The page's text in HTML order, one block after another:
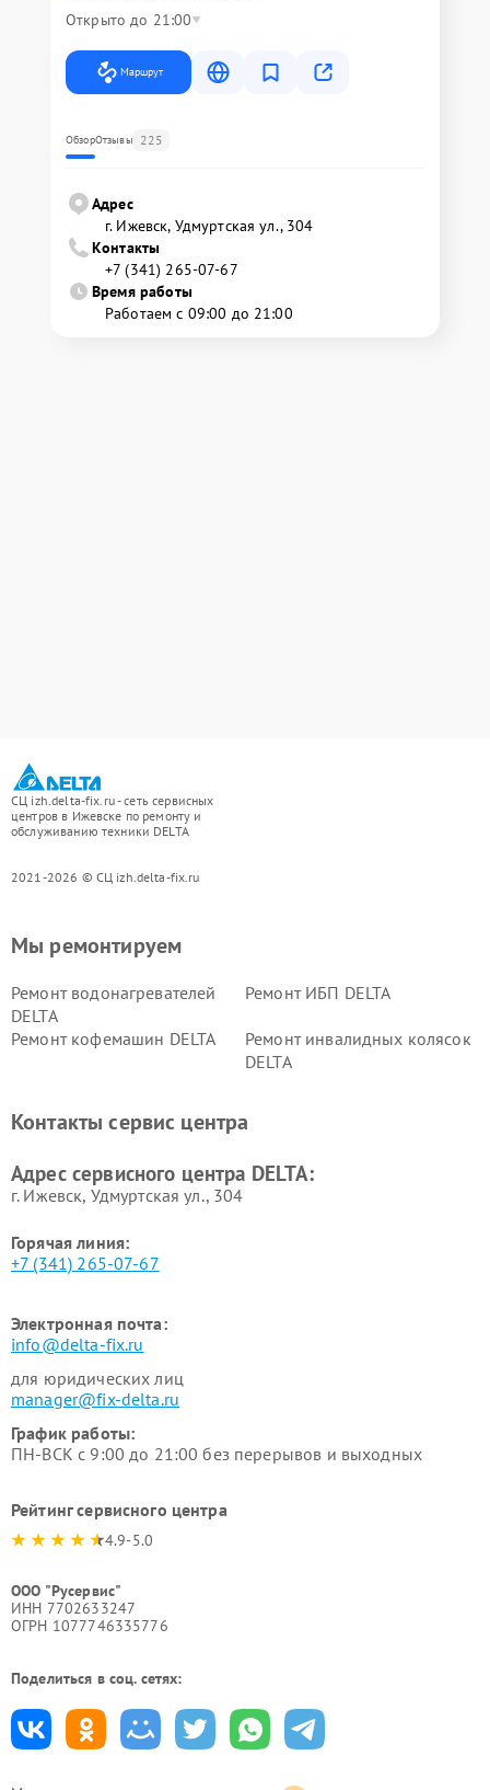
Открыто до 21:00
Маршрут
ОбзорОтзывы 225
Адрес
г. Ижевск, Удмуртская ул., 304
Контакты
+7 (341) 265-07-67
Время работы
Работаем с 09:00 до 21:00
СЦ izh.delta-fix.ru - сеть сервисных
центров в Ижевске по ремонту и
обслуживанию техники DELTA
2021-2026 © СЦ izh.delta-fix.ru
Мы ремонтируем
Ремонт водонагревателей
DELTA
Ремонт ИБП DELTA
Ремонт кофемашин DELTA
Ремонт инвалидных колясок
DELTA
Контакты сервис центра
Адрес сервисного центра DELTA:
г. Ижевск, Удмуртская ул., 304
Горячая линия:
+7 (341) 265-07-67
Электронная почта:
info@delta-fix.ru
для юридических лиц
manager@fix-delta.ru
График работы:
ПН-ВСК с 9:00 до 21:00 без перерывов и выходных
Рейтинг сервисного центра
4.9-5.0
ООО "Русервис"
ИНН 7702633247
ОГРН 1077746335776
Поделиться в соц. сетях: